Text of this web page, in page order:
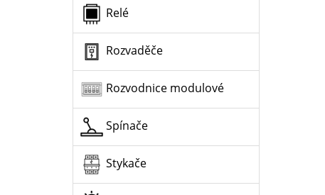
Relé
Rozvaděče
Rozvodnice modulové
Spínače
Stykače